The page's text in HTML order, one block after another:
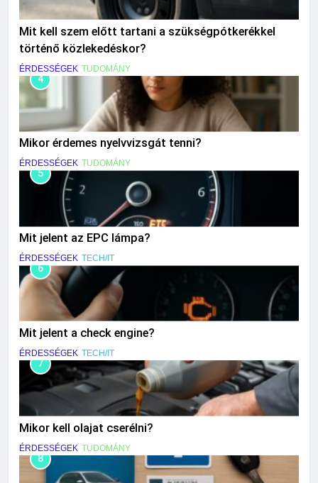
Mit kell szem előtt tartani a szükségpótkerékkel
történő közlekedéskor?
ÉRDESSÉGEK TUDOMÁNY
4
Mikor érdemes nyelvvizsgát tenni?
ÉRDESSÉGEK TUDOMÁNY
5
Mit jelent az EPC lámpa?
ÉRDESSÉGEK TECH/IT
6
Mit jelent a check engine?
ÉRDESSÉGEK TECH/IT
7
Mikor kell olajat cserélni?
ÉRDESSÉGEK TUDOMÁNY
8